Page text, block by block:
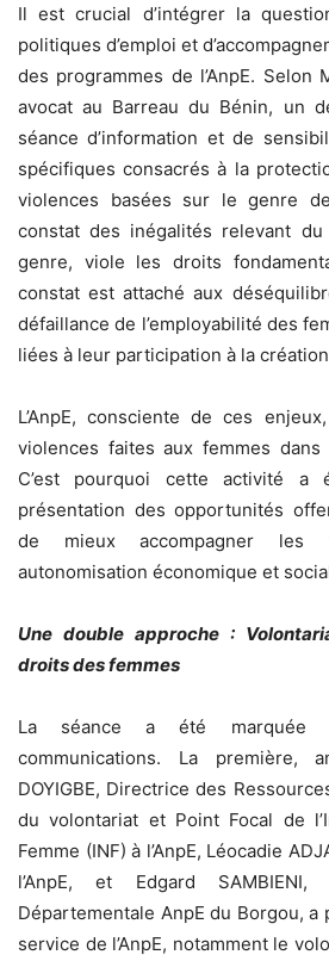
Il est crucial d’intégrer la
politiques d’emploi et
des programmes de l’AnpE. Selon
avocat au Barreau du Bénin, un
séance d’information et de
spécifiques consacrés à la
violences basées sur le genre
constat des inégalités relevant du
genre, viole les droits
constat est attaché aux
défaillance de l’employabilité des
liées à leur participation à la
L’AnpE, consciente de ces
violences faites aux femmes
C’est pourquoi cette activité a
présentation des opportunités
de mieux accompagner les
autonomisation économique et
Une double approche :
droits des femmes
La séance a été marquée
communications. La première,
DOYIGBE, Directrice des
du volontariat et Point Focal de
Femme (INF) à l’AnpE, Léocadie
l’AnpE, et Edgard
Départementale AnpE du Borgou,
service de l’AnpE, notamment le